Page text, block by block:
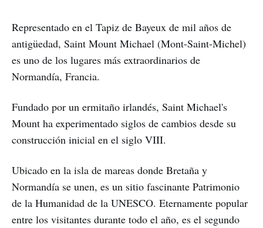
Representado en el Tapiz de Bayeux de mil años de
antigüedad, Saint Mount Michael (Mont-Saint-Michel)
es uno de los lugares más extraordinarios de
Normandía, Francia.
Fundado por un ermitaño irlandés, Saint Michael's
Mount ha experimentado siglos de cambios desde su
construcción inicial en el siglo VIII.
Ubicado en la isla de mareas donde Bretaña y
Normandía se unen, es un sitio fascinante Patrimonio
de la Humanidad de la UNESCO. Eternamente popular
entre los visitantes durante todo el año, es el segundo